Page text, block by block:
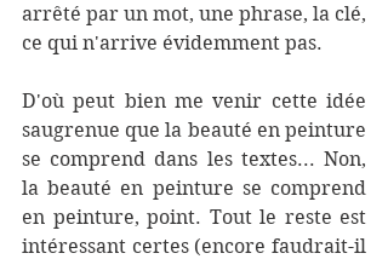
arrêté par un mot, une phrase, la clé,
ce qui n'arrive évidemment pas.
D'où peut bien me venir cette idée
saugrenue que la beauté en peinture
se comprend dans les textes... Non,
la beauté en peinture se comprend
en peinture, point. Tout le reste est
intéressant certes (encore faudrait-il